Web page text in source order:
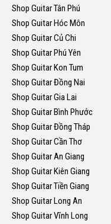
Shop Guitar Tân Phú
Shop Guitar Hóc Môn
Shop Guitar Củ Chi
Shop Guitar Phú Yên
Shop Guitar Kon Tum
Shop Guitar Đồng Nai
Shop Guitar Gia Lai
Shop Guitar Bình Phước
Shop Guitar Đồng Tháp
Shop Guitar Cần Thơ
Shop Guitar An Giang
Shop Guitar Kiên Giang
Shop Guitar Tiền Giang
Shop Guitar Long An
Shop Guitar Vĩnh Long